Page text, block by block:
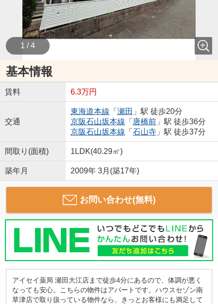
1 / 4
基本情報
賃料 6.3万円
交通
東海道本線 「 瀬田 」駅 徒歩20分
京阪石山坂本線 「 唐橋前」駅 徒歩36分
京阪石山坂本線 「 石山寺」駅 徒歩37分
間取り(面積) 1LDK(40.29㎡)
築年月 2009年 3月(築17年)
お問い合わせ(無料)
アイセイ薬局 瀬田大江店まで徒歩4分にあるので、体調が悪く
なっても安心。こちらの物件はアパートです。ハウスセゾン南
草津店で取り扱っている物件なら、きっとお客様にも満足して